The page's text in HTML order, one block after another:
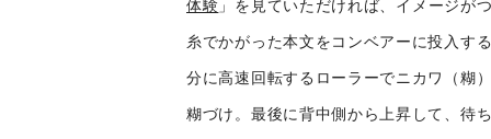
体験 」を見ていただければ、イメージが
糸でかがった本文をコンベアーに投入す
分に高速回転するローラーでニカワ（糊
糊づけ。最後に背中側から上昇して、待